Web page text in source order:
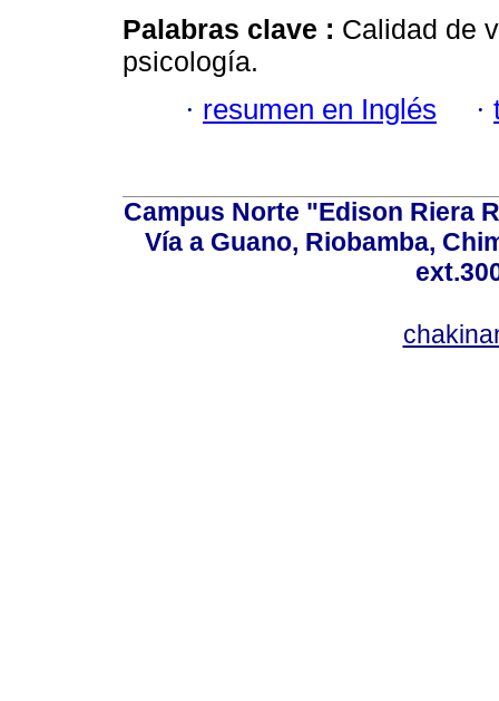
Palabras clave : Calidad de
psicología.
· resumen en Inglés ·
Campus Norte "Edison Riera
Vía a Guano, Riobamba,